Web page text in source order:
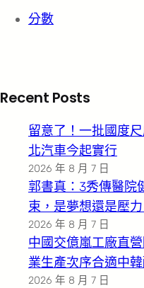
分數
Recent Posts
留意了！一批國度
北汽車今起實行
2026 年 8 月 7 日
郭書真：3秀傳醫院
束，是夢想還是壓力
2026 年 8 月 7 日
中國交億嵐工廠直
業生產次序合適中
2026 年 8 月 7 日